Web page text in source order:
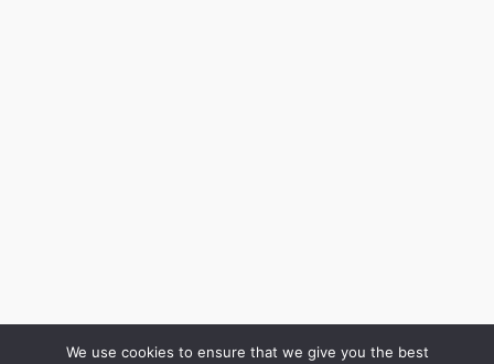
We use cookies to ensure that we give you the best